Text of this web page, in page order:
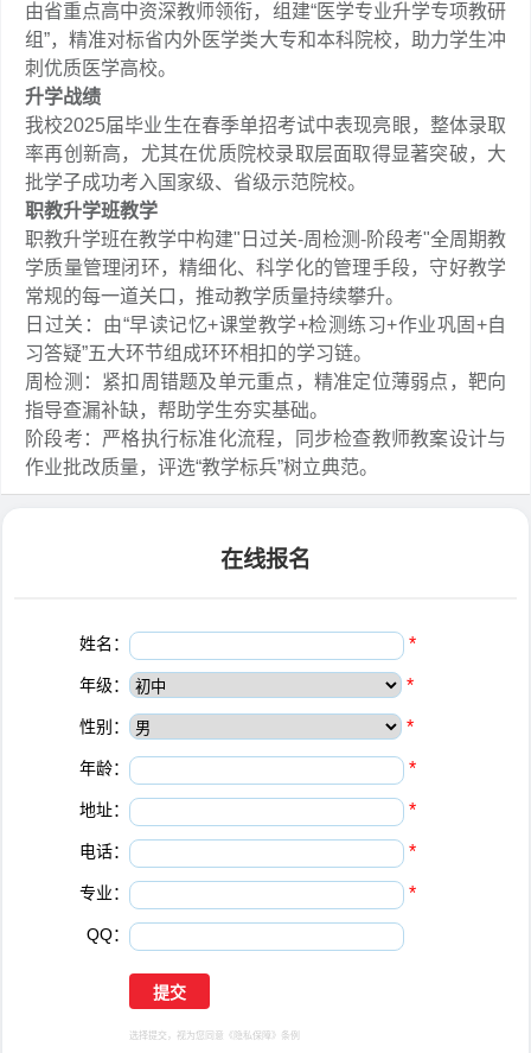
由省重点高中资深教师领衔，组建“医学专业升学专项教研
组”，精准对标省内外医学类大专和本科院校，助力学生冲
刺优质医学高校。
升学战绩
我校2025届毕业生在春季单招考试中表现亮眼，整体录取
率再创新高，尤其在优质院校录取层面取得显著突破，大
批学子成功考入国家级、省级示范院校。
职教升学班教学
职教升学班在教学中构建"日过关-周检测-阶段考"全周期教
学质量管理闭环，精细化、科学化的管理手段，守好教学
常规的每一道关口，推动教学质量持续攀升。
日过关：由“早读记忆+课堂教学+检测练习+作业巩固+自
习答疑”五大环节组成环环相扣的学习链。
周检测：紧扣周错题及单元重点，精准定位薄弱点，靶向
指导查漏补缺，帮助学生夯实基础。
阶段考：严格执行标准化流程，同步检查教师教案设计与
作业批改质量，评选“教学标兵”树立典范。
在线报名
姓名： *
年级： *
性别： *
年龄： *
地址： *
电话： *
专业： *
QQ：
选择提交，视为您同意 《隐私保障》 条例